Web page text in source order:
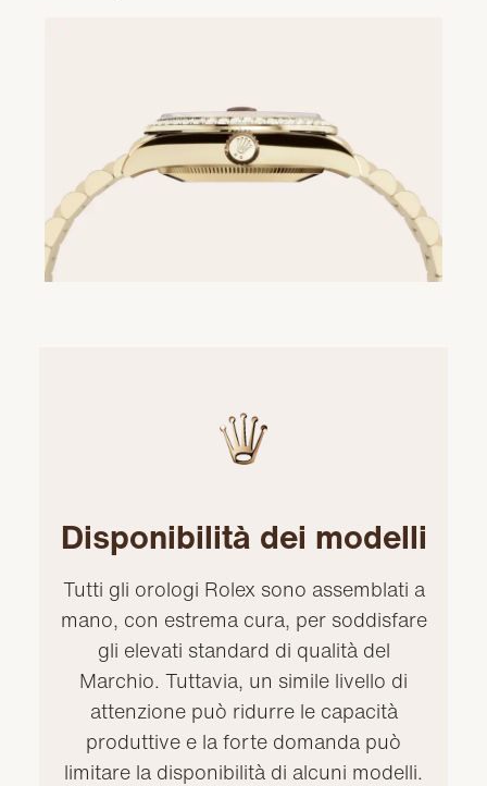
Disponibilità dei modelli
Tutti gli orologi Rolex sono assemblati a
mano, con estrema cura, per soddisfare
gli elevati standard di qualità del
Marchio. Tuttavia, un simile livello di
attenzione può ridurre le capacità
produttive e la forte domanda può
limitare la disponibilità di alcuni modelli.